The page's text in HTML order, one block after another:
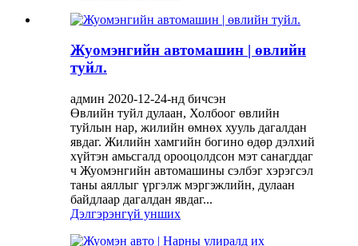
Жуомэнгийн автомашин | өвлийн
туйл.
админ 2020-12-24-нд бичсэн
Өвлийн туйл дулаан, Холбоог өвлийн
туйлын нар, жилийн өмнөх хууль дагалдан
явдаг. Жилийн хамгийн богино өдөр дэлхий
хүйтэн амьсгалд орооцолдсон мэт санагддаг
ч Жуомэнгийн автомашины сэлбэг хэрэгсэл
таны аяллыг үргэлж мэргэжлийн, дулаан
байдлаар дагалдан явдаг...
Дэлгэрэнгүй унших